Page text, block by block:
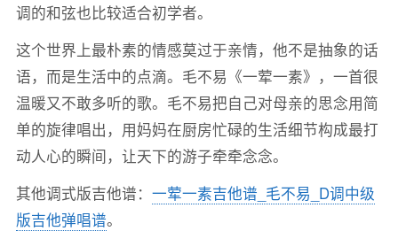
调的和弦也比较适合初学者。
这个世界上最朴素的情感莫过于亲情，他不是抽象的话
语，而是生活中的点滴。毛不易《一荤一素》，一首很
温暖又不敢多听的歌。毛不易把自己对母亲的思念用简
单的旋律唱出，用妈妈在厨房忙碌的生活细节构成最打
动人心的瞬间，让天下的游子牵牵念念。
其他调式版吉他谱： 一荤一素吉他谱_毛不易_D调中级
版吉他弹唱谱。